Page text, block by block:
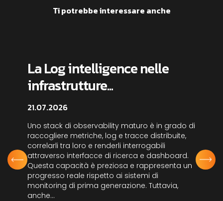
Ti potrebbe interessare anche
La Log intelligence nelle
infrastrutture...
21.07.2026
Uno stack di observability maturo è in grado di
raccogliere metriche, log e tracce distribuite,
correlarli tra loro e renderli interrogabili
attraverso interfacce di ricerca e dashboard.
Questa capacità è preziosa e rappresenta un
progresso reale rispetto ai sistemi di
monitoring di prima generazione. Tuttavia,
anche...